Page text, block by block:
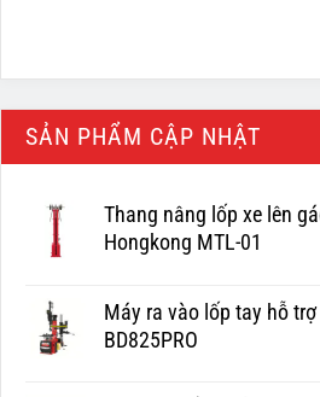
SẢN PHẨM CẬP NHẬT
Thang nâng lốp xe lên
Hongkong MTL-01
Máy ra vào lốp tay hỗ trợ
BD825PRO